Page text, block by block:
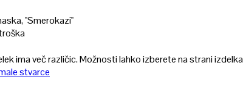
ima več različic. Možnosti lahko izberete na strani izdelka
stvarce